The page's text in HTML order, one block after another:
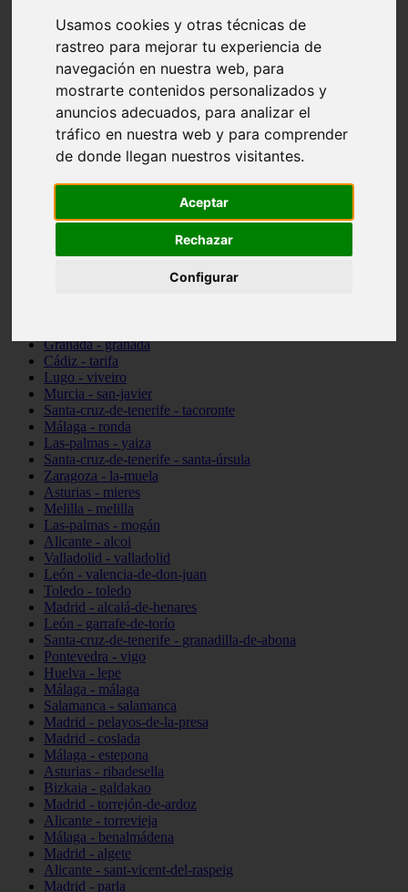
Usamos cookies y otras técnicas de
rastreo para mejorar tu experiencia de
navegación en nuestra web, para
mostrarte contenidos personalizados y
anuncios adecuados, para analizar el
tráfico en nuestra web y para comprender
de donde llegan nuestros visitantes.
Aceptar
Rechazar
Configurar
vocabulario de cocina
Madrid - pozuelo-de-alarcón
Teruel - sarrión
Cádiz - algodonales
Illes-balears - inca
Madrid - madrid
Málaga - torremolinos
Asturias - oviedo
Cádiz - el-puerto-de-santa-maría
Asturias - aller
Toledo - illescas
Zaragoza - zaragoza
Granada - granada
Cádiz - tarifa
Lugo - viveiro
Murcia - san-javier
Santa-cruz-de-tenerife - tacoronte
Málaga - ronda
Las-palmas - yaiza
Santa-cruz-de-tenerife - santa-úrsula
Zaragoza - la-muela
Asturias - mieres
Melilla - melilla
Las-palmas - mogán
Alicante - alcoi
Valladolid - valladolid
León - valencia-de-don-juan
Toledo - toledo
Madrid - alcalá-de-henares
León - garrafe-de-torío
Santa-cruz-de-tenerife - granadilla-de-abona
Pontevedra - vigo
Huelva - lepe
Málaga - málaga
Salamanca - salamanca
Madrid - pelayos-de-la-presa
Madrid - coslada
Málaga - estepona
Asturias - ribadesella
Bizkaia - galdakao
Madrid - torrejón-de-ardoz
Alicante - torrevieja
Málaga - benalmádena
Madrid - algete
Alicante - sant-vicent-del-raspeig
Madrid - parla